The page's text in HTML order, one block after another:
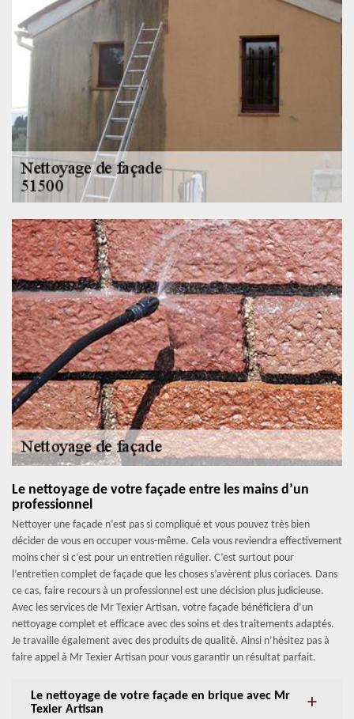
Le nettoyage de votre façade entre les mains d’un
professionnel
Nettoyer une façade n’est pas si compliqué et vous pouvez très bien
décider de vous en occuper vous-même. Cela vous reviendra effectivement
moins cher si c’est pour un entretien régulier. C’est surtout pour
l’entretien complet de façade que les choses s’avèrent plus coriaces. Dans
ce cas, faire recours à un professionnel est une décision plus judicieuse.
Avec les services de Mr Texier Artisan, votre façade bénéficiera d’un
nettoyage complet et efficace avec des soins et des traitements adaptés.
Je travaille également avec des produits de qualité. Ainsi n’hésitez pas à
faire appel à Mr Texier Artisan pour vous garantir un résultat parfait.
Le nettoyage de votre façade en brique avec Mr
Texier Artisan